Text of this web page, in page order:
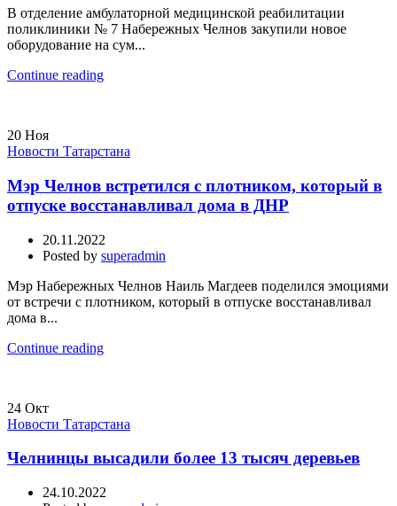
В отделение амбулаторной медицинской реабилитации
поликлиники № 7 Набережных Челнов закупили новое
оборудование на сум...
Continue reading
20 Ноя
Новости Татарстана
Мэр Челнов встретился с плотником, который в
отпуске восстанавливал дома в ДНР
20.11.2022
Posted by superadmin
Мэр Набережных Челнов Наиль Магдеев поделился эмоциями
от встречи с плотником, который в отпуске восстанавливал
дома в...
Continue reading
24 Окт
Новости Татарстана
Челнинцы высадили более 13 тысяч деревьев
24.10.2022